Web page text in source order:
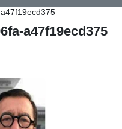
a47f19ecd375